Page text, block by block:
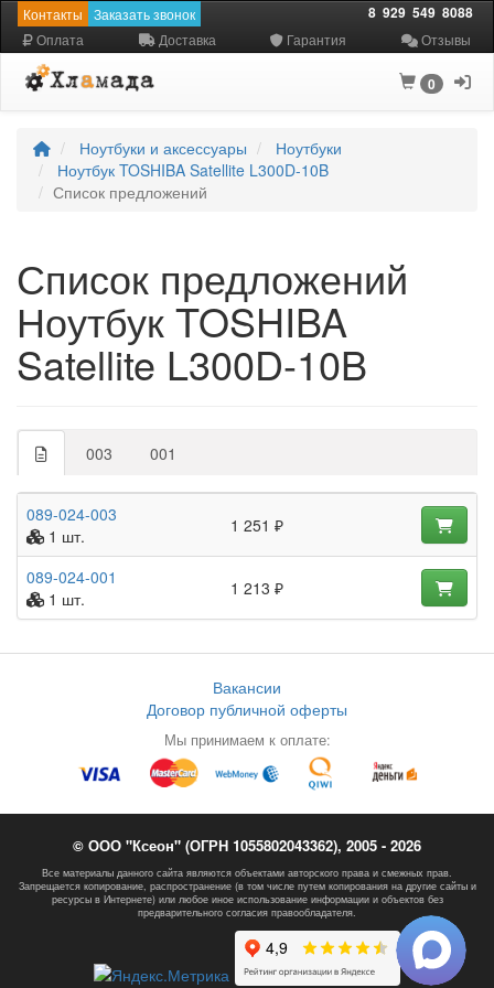
Контакты Заказать звонок 8 929 549 8088
Оплата Доставка Гарантия Отзывы
0
Ноутбуки и аксессуары
Ноутбуки
Ноутбук TOSHIBA Satellite L300D-10B
Список предложений
Список предложений
Ноутбук TOSHIBA
Satellite L300D-10B
003 001
089-024-003
1 шт.
1 251 ₽
089-024-001
1 шт.
1 213 ₽
Вакансии
Договор публичной оферты
Мы принимаем к оплате:
© ООО "Ксеон" (ОГРН 1055802043362), 2005 - 2026
Все материалы данного сайта являются объектами авторского права и смежных прав.
Запрещается копирование, распространение (в том числе путем копирования на другие сайты и
ресурсы в Интернете) или любое иное использование информации и объектов без
предварительного согласия правообладателя.